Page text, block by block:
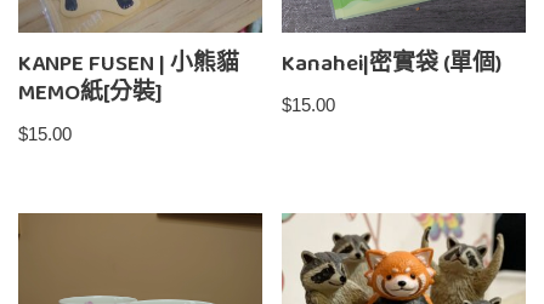
KANPE FUSEN | 小熊貓
MEMO紙[分裝]
$15.00
Kanahei|密實袋 (單個)
$15.00